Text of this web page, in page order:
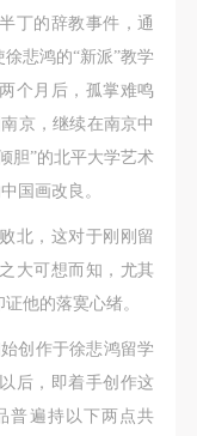
丁的辞教事件，通
悲鸿的“新派”教学
个月后，孤掌难鸣
京，继续在南京中
胆”的北平大学艺术
国画改良。
北，这对于刚刚留
大可想而知，尤其
他的落寞心绪。
创作于徐悲鸿留学
后，即着手创作这
普遍持以下两点共
见（试行）>的
）和使用方（乙
商，甲乙双方就
一致协议：
自愿将自己的
所具有标志
。中央美术学
开放、自由、学
、机构、艺术家
研究为基础，积
见（试行）>的
）和使用方（乙
商，甲乙双方就
一致协议：
自愿将自己的
所具有标志
。中央美术学
开放、自由、学
、机构、艺术家
研究为基础，积
见（试行）>的
）和使用方（乙
商，甲乙双方就
一致协议：
自愿将自己的
所具有标志
。中央美术学
开放、自由、学
、机构、艺术家
研究为基础，积